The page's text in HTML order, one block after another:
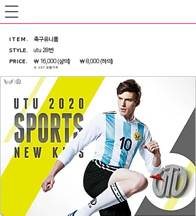
ITEM .
축구유니폼
STYLE.
utu 28번
PRICE.
※ VAT 포함가격
￦ 16,000 (상의) ￦ 8,000 (하의)